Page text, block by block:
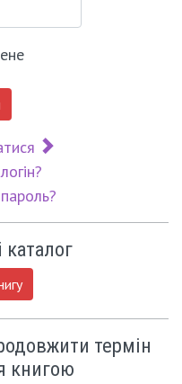
термін
книгою